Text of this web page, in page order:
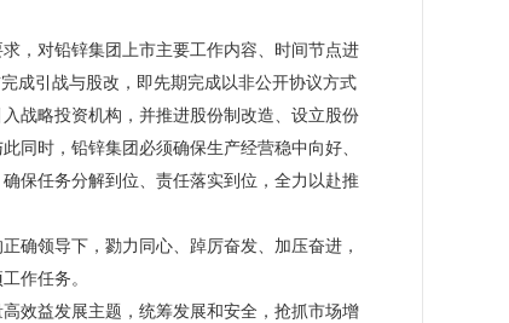
，对铅锌集团上市主要工作内容、时间节点进
成引战与股改，即先期完成以非公开协议方式
战略投资机构，并推进股份制改造、设立股份
同时，铅锌集团必须确保生产经营稳中向好、
保任务分解到位、责任落实到位，全力以赴推
确领导下，勠力同心、踔厉奋发、加压奋进，
作任务。
效益发展主题，统筹发展和安全，抢抓市场增